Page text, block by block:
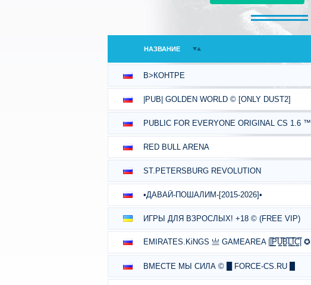
НАЗВАНИЕ
В>КОНТРЕ
|PUB| GOLDEN WORLD © [ONLY DUST2]
PUBLIC FOR EVERYONE ORIGINAL CS 1.6 ™
RED BULL ARENA
ST.PETERSBURG REVOLUTION
•ДАВАЙ-ПОШАЛИМ-[2015-2026]•
​ИГРЫ ДЛЯ ВЗРОСЛЫХ! +18 © (FREE VIP)
EMIRATES.KiNGS 亗 GAMEAREA ||͇̿P͇̿U͇̿B͇̿L͇̿I͇̿C͇̿| ✪
ВМЕСТЕ МЫ СИЛА © █ FORCE-CS.RU █